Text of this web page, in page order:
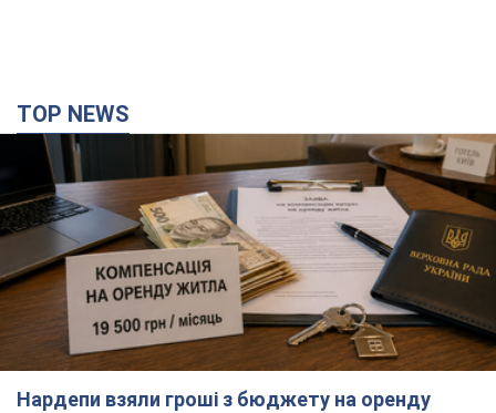
TOP NEWS
Нардепи взяли гроші з бюджету на оренду